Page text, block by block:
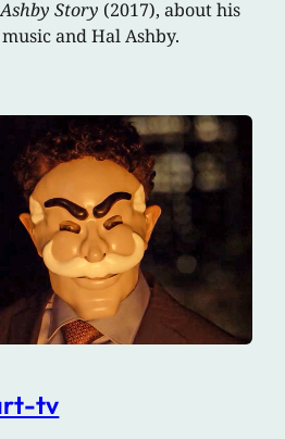
Story (2017), about his
and Hal Ashby.
tv